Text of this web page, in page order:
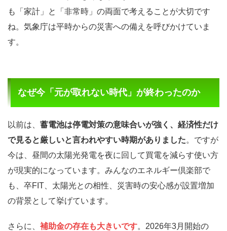
も「家計」と「非常時」の両面で考えることが大切です
ね。気象庁は平時からの災害への備えを呼びかけていま
す。
なぜ今「元が取れない時代」が終わったのか
以前は、 蓄電池は停電対策の意味合いが強く、経済性だけ
で見ると厳しいと言われやすい時期がありました。ですが
今は、昼間の太陽光発電を夜に回して買電を減らす使い方
が現実的になっています。みんなのエネルギー倶楽部で
も、卒FIT、太陽光との相性、災害時の安心感が設置増加
の背景として挙げています。
さらに、 補助金の存在も大きいです。2026年3月開始の